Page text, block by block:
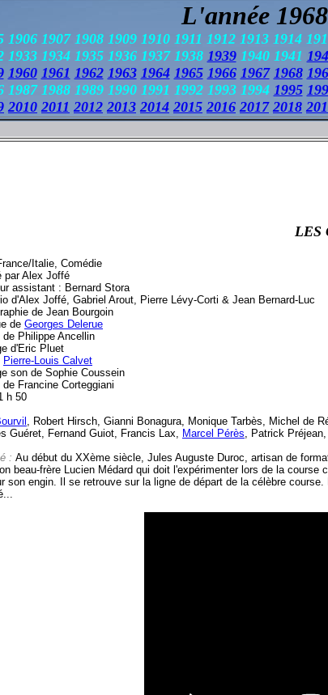
L'année 1968
1906 1907 1908 1909 1910 1911 1912 1913 1914
1933 1934 1935 1936 1937 1938 19391940 1941
1960 1961 1962 1963 1964 1965 1966 1967 1968
1987 1988 1989 1990 1991 1992 1993 1994 1995
2010 2011 2012 2013 2014 2015 2016 2017 2018
LES
Italie, Comédie
par Alex Joffé
assistant : Bernard Stora
d'Alex Joffé, Gabriel Arout, Pierre Lévy-Corti & Jean Bernard-Luc
de Jean Bourgoin
de Georges Delerue
de Philippe Ancellin
d'Eric Pluet
Pierre-Louis Calvet
son de Sophie Coussein
Francine Corteggiani
h 50
, Robert Hirsch, Gianni Bonagura, Monique Tarbès, Michel de
Guéret, Fernand Guiot, Francis Lax, Marcel Pérès, Patrick Préjean,
: Au début du XXème siècle, Jules Auguste Duroc, artisan de
beau-frère Lucien Médard qui doit l'expérimenter lors de la
son engin. Il se retrouve sur la ligne de départ de la célèbre